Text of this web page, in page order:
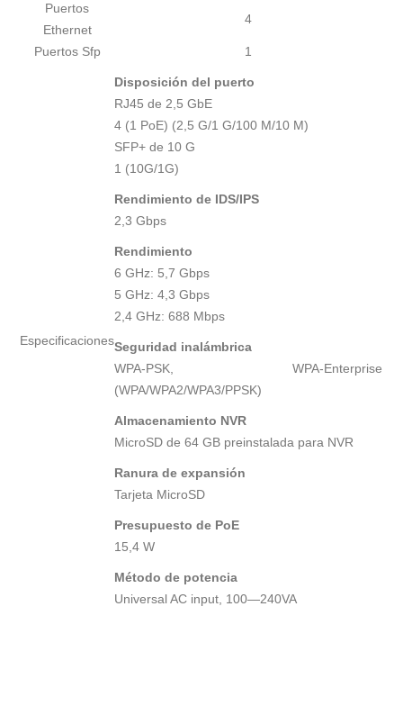
Puertos
Ethernet
4
Puertos Sfp 1
Especificaciones
Disposición del puerto
RJ45 de 2,5 GbE
4 (1 PoE) (2,5 G/1 G/100 M/10 M)
SFP+ de 10 G
1 (10G/1G)
Rendimiento de IDS/IPS
2,3 Gbps
Rendimiento
6 GHz: 5,7 Gbps
5 GHz: 4,3 Gbps
2,4 GHz: 688 Mbps
Seguridad inalámbrica
WPA-PSK, WPA-Enterprise
(WPA/WPA2/WPA3/PPSK)
Almacenamiento NVR
MicroSD de 64 GB preinstalada para NVR
Ranura de expansión
Tarjeta MicroSD
Presupuesto de PoE
15,4 W
Método de potencia
Universal AC input, 100—240VA